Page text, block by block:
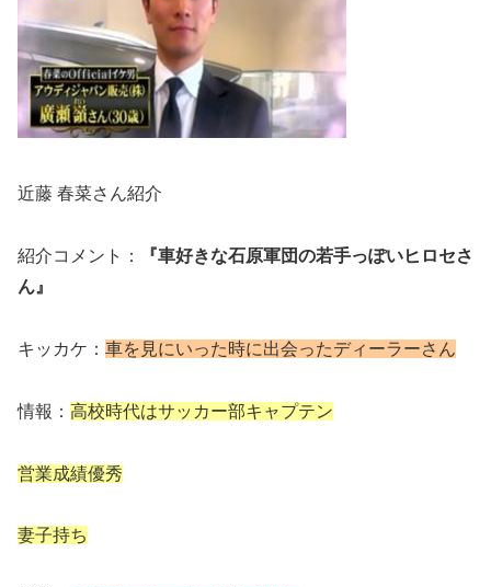
近藤 春菜さん紹介
紹介コメント：
『車好きな石原軍団の若手っぽいヒロセさ
ん』
キッカケ： 車を見にいった時に出会ったディーラーさん
情報： 高校時代はサッカー部キャプテン
営業成績優秀
妻子持ち